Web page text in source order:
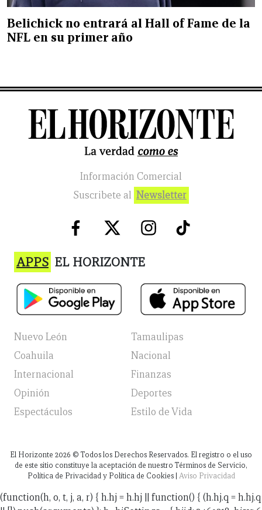
Belichick no entrará al Hall of Fame de la
NFL en su primer año
Información Comercial
Suscribete al Newsletter
APPS EL HORIZONTE
Nuevo León
Tamaulipas
Coahuila
Nacional
Internacional
Finanzas
Opinión
Deportes
Espectáculos
Estilo de Vida
El Horizonte 2026 © Todos los Derechos Reservados. El registro o el uso
de este sitio constituye la aceptación de nuestro Términos de Servicio,
Política de Privacidad y Política de Cookies | Aviso Privacidad
(function(h, o, t, j, a, r) { h.hj = h.hj || function() { (h.hj.q = h.hj.q